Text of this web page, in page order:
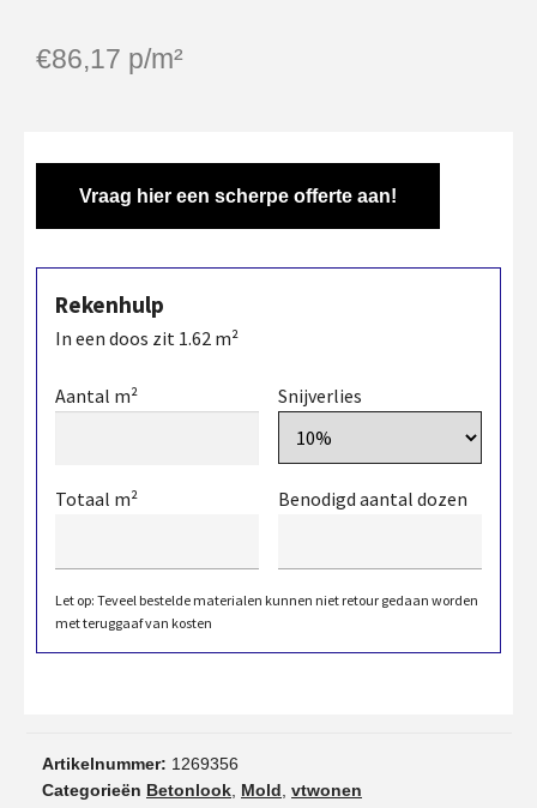
€86,17 p/m²
Vraag hier een scherpe offerte aan!
Rekenhulp
In een doos zit 1.62 m²
Aantal m² Snijverlies
Totaal m² Benodigd aantal dozen
Let op: Teveel bestelde materialen kunnen niet retour gedaan worden
met teruggaaf van kosten
Artikelnummer: 1269356
Categorieën Betonlook, Mold, vtwonen